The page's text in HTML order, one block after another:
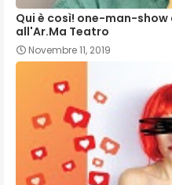
Qui è così! one-man-show
all'Ar.Ma Teatro
Novembre 11, 2019